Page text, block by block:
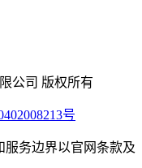
公司 版权所有
号
服务边界以官网条款及